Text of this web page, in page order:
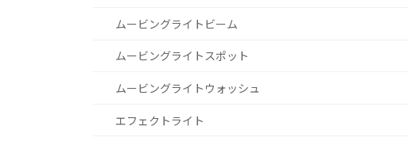
ムービングライトビーム
ムービングライトスポット
ムービングライトウォッシュ
エフェクトライト